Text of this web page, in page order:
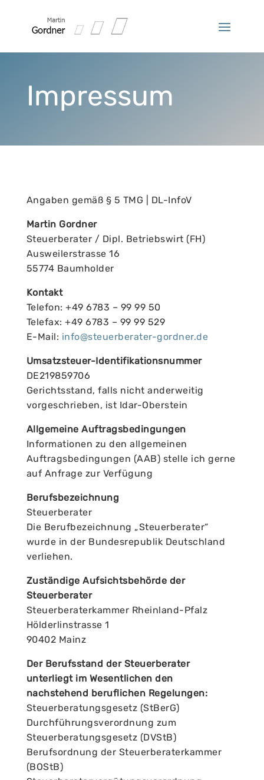
Impressum
Angaben gemäß § 5 TMG | DL-InfoV
Martin Gordner
Steuerberater / Dipl. Betriebswirt (FH)
Ausweilerstrasse 16
55774 Baumholder
Kontakt
Telefon: +49 6783 – 99 99 50
Telefax: +49 6783 – 99 99 529
E-Mail: info@steuerberater-gordner.de
Umsatzsteuer-Identifikationsnummer
DE219859706
Gerichtsstand, falls nicht anderweitig
vorgeschrieben, ist Idar-Oberstein
Allgemeine Auftragsbedingungen
Informationen zu den allgemeinen
Auftragsbedingungen (AAB) stelle ich gerne
auf Anfrage zur Verfügung
Berufsbezeichnung
Steuerberater
Die Berufbezeichnung „Steuerberater“
wurde in der Bundesrepublik Deutschland
verliehen.
Zuständige Aufsichtsbehörde der
Steuerberater
Steuerberaterkammer Rheinland-Pfalz
Hölderlinstrasse 1
90402 Mainz
Der Berufsstand der Steuerberater
unterliegt im Wesentlichen den
nachstehend beruflichen Regelungen:
Steuerberatungsgesetz (StBerG)
Durchführungsverordnung zum
Steuerberatungsgesetz (DVStB)
Berufsordnung der Steuerberaterkammer
(BOStB)